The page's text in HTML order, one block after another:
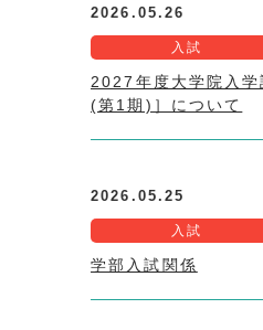
2026.05.26
入試
2027年度大学院入
(第1期)］について
2026.05.25
入試
学部入試関係